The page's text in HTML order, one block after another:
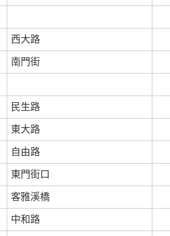
西大路
南門街
民生路
東大路
自由路
東門街口
客雅溪橋
中和路